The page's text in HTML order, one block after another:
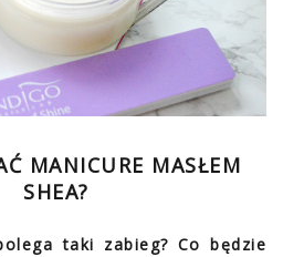
MANICURE MASŁEM
SHEA?
taki zabieg? Co będzie